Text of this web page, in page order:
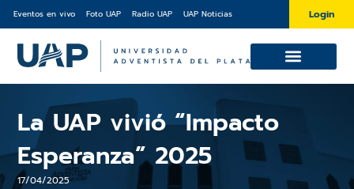
al
contenido
Eventos en vivo Foto UAP Radio UAP UAP Noticias Login
La UAP vivió “Impacto
Esperanza” 2025
17/04/2025